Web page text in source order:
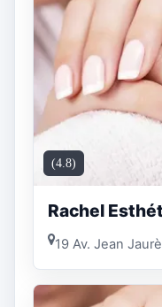
(4.8)
Rachel
19 Av. Jean